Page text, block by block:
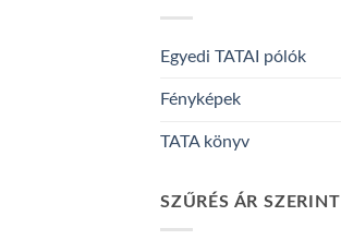
Egyedi TATAI pólók
Fényképek
TATA könyv
SZŰRÉS ÁR SZERINT